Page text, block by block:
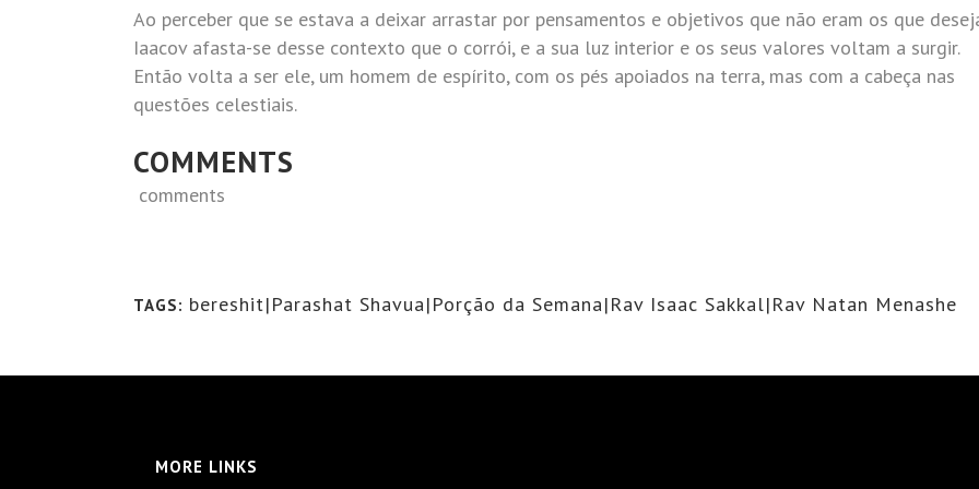
Ao perceber que se estava a deixar arrastar por pensamentos e objetivos que não eram os que
Iaacov afasta-se desse contexto que o corrói, e a sua luz interior e os seus valores voltam a surgir.
Então volta a ser ele, um homem de espírito, com os pés apoiados na terra, mas com a cabeça nas
questões celestiais.
COMMENTS
comments
TAGS: bereshit|Parashat Shavua|Porção da Semana|Rav Isaac Sakkal|Rav Natan Menashe
MORE LINKS